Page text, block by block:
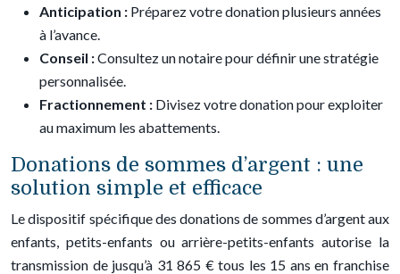
Anticipation : Préparez votre donation plusieurs années
à l’avance.
Conseil :Consultez un notaire pour définir une stratégie
personnalisée.
Fractionnement : Divisez votre donation pour exploiter
au maximum les abattements.
Donations de sommes d’argent : une
solution simple et efficace
Le dispositif spécifique des donations de sommes d’argent aux
enfants, petits-enfants ou arrière-petits-enfants autorise la
transmission de jusqu’à 31 865 € tous les 15 ans en franchise